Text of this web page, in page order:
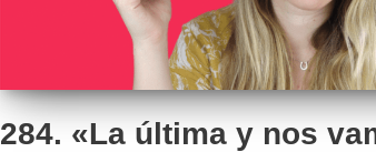
284. «La última y nos